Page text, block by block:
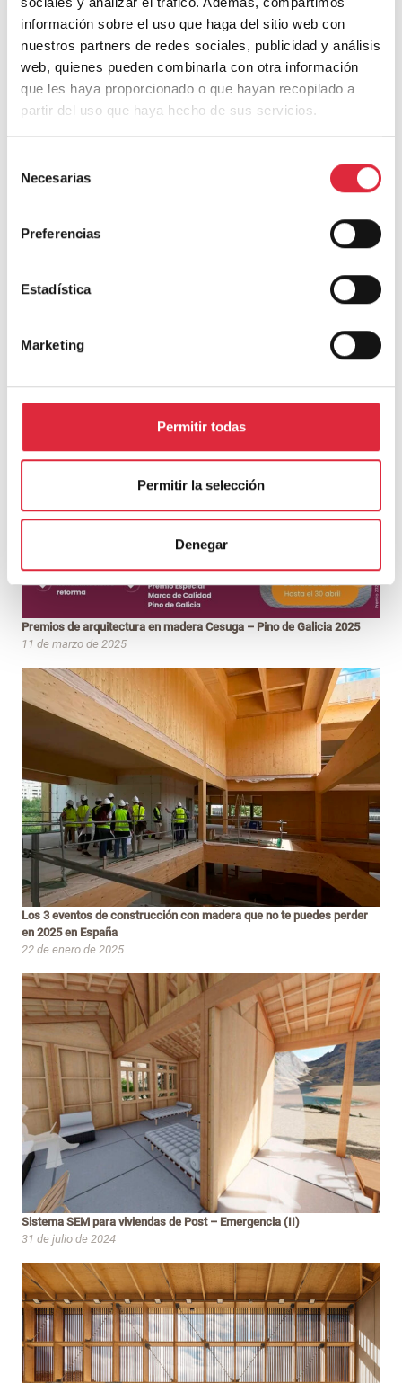
información sobre el uso que haga del sitio web con
nuestros partners de redes sociales, publicidad y análisis
web, quienes pueden combinarla con otra información
que les haya proporcionado o que hayan recopilado a
partir del uso que haya hecho de sus servicios.
Necesarias
Preferencias
Estadística
Marketing
Permitir todas
Permitir la selección
Denegar
Correo electrónico*
ÚLTIMOS ARTÍCULOS
Premios de arquitectura en madera Cesuga – Pino de Galicia 2025
11 de marzo de 2025
Los 3 eventos de construcción con madera que no te puedes perder
en 2025 en España
22 de enero de 2025
Sistema SEM para viviendas de Post – Emergencia (II)
31 de julio de 2024